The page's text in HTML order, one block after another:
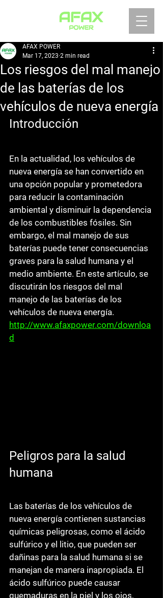
Los riesgos del mal manejo
de las baterías de los
vehículos de nueva energía
AFAX POWER
Mar 17, 2023 2 min read
Introducción
En la actualidad, los vehículos de
nueva energía se han convertido en
una opción popular y prometedora
para reducir la contaminación
ambiental y disminuir la dependencia
de los combustibles fósiles. Sin
embargo, el mal manejo de sus
baterías puede tener consecuencias
graves para la salud humana y el
medio ambiente. En este artículo, se
discutirán los riesgos del mal
manejo de las baterías de los
vehículos de nueva energía.
http://www.afaxpower.com/downloa
d
Peligros para la salud
humana
Las baterías de los vehículos de
nueva energía contienen sustancias
químicas peligrosas, como el ácido
sulfúrico y el litio, que pueden ser
dañinas para la salud humana si se
manejan de manera inapropiada. El
ácido sulfúrico puede causar
quemaduras en la piel y los ojos,